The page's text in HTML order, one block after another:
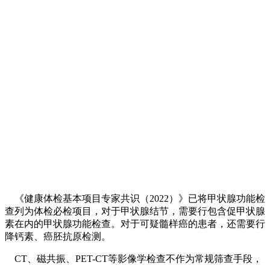
《健康体检基本项目专家共识（2022）》已将甲状腺功能检
查列为体检必检项目，对于甲状腺结节，需要行包含促甲状腺
素在内的甲状腺功能检查。对于可疑髓样癌的患者，还需要行
降钙素、癌胚抗原检测。
CT、磁共振、PET-CT等影像学检查不作为常规筛查手段，